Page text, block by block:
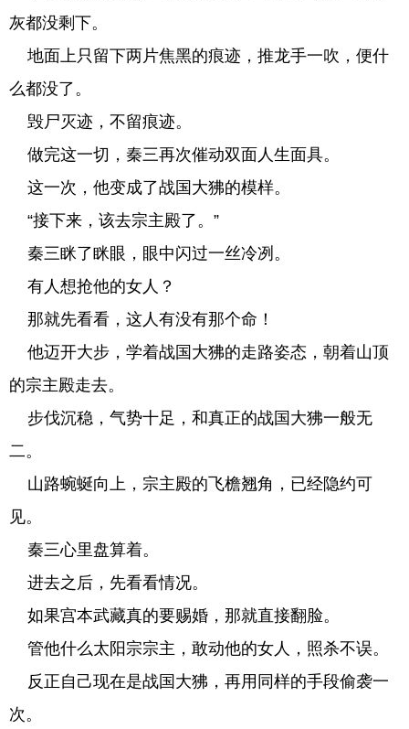
灰都没剩下。
地面上只留下两片焦黑的痕迹，推龙手一吹，便什
么都没了。
毁尸灭迹，不留痕迹。
做完这一切，秦三再次催动双面人生面具。
这一次，他变成了战国大狒的模样。
“接下来，该去宗主殿了。”
秦三眯了眯眼，眼中闪过一丝冷冽。
有人想抢他的女人？
那就先看看，这人有没有那个命！
他迈开大步，学着战国大狒的走路姿态，朝着山顶
的宗主殿走去。
步伐沉稳，气势十足，和真正的战国大狒一般无
二。
山路蜿蜒向上，宗主殿的飞檐翘角，已经隐约可
见。
秦三心里盘算着。
进去之后，先看看情况。
如果宫本武藏真的要赐婚，那就直接翻脸。
管他什么太阳宗宗主，敢动他的女人，照杀不误。
反正自己现在是战国大狒，再用同样的手段偷袭一
次。